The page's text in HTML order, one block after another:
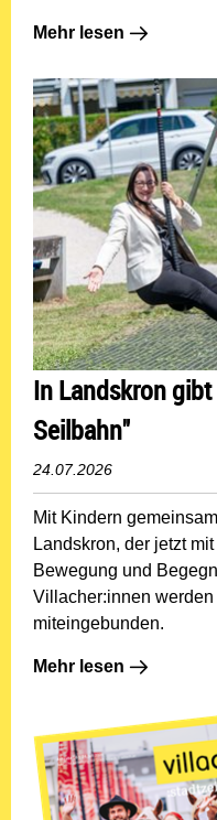
Mehr lesen: Neues
Mehr lesen
In Landskron
Seilbahn"
24.07.2026
Mit Kindern
Landskron, der jetzt
Bewegung und
Villacher:innen
miteingebunden.
Mehr lesen: In
Mehr lesen